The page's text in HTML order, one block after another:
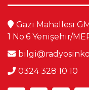
Gazi Mahallesi
1 No:6 Yenişehir/
0324 328 10 10